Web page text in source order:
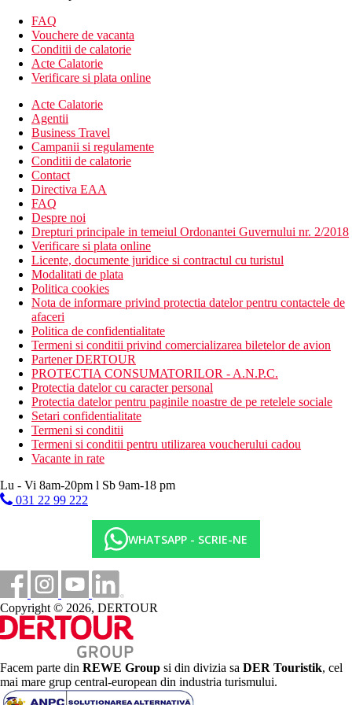
Suita Junior, vedere la gradina: mai spatioasa, zona de
living si bucatarie mica
Suita Junior, vedere la mare: mai spatioasa, zona de living
si bucatarie mica, vedere la mare
Descrierea hotelului
hol de intrare cu receptie
restaurantul principal
bar
bar langa piscina
Wi-Fi (gratuit)
piscina (sezlonguri, umbrele si prosoape gratuite)
biblioteca
conexiune la internet gratuita
Descrierea plajei
nisipos
umbrele si sezlonguri (contra cost)
Activitati gratuite
1 x program saptamanal de seara
Mese
Demipensiune
Mic dejun si cina tip bufet
Categoria oficiala
4 stele
Nota
hotelului. Taxa nu este inclusa in pretul turului si trebuie platita
de catre client direct la receptia hotelului.
Incepand cu 2025, in Grecia exista obligatia de a plati taxa
climatica in functie de categoria de hotel. Taxa nu este inclusa in
tariful ofertei si va fi achitata de catre client la receptia hotelului.
Noile taxe de statiune in Grecia sunt (Aprilie – Octombrie):
10.00 €. Tarifele afisate sunt pe camera/noapte.
Distanţe
17 km
Distanta de cel mai apropiat aeroport
FAQ
Vouchere de vacanta
Conditii de calatorie
Acte Calatorie
Verificare si plata online
Acte Calatorie
Agentii
Business Travel
Campanii si regulamente
Conditii de calatorie
Contact
Directiva EAA
FAQ
Despre noi
Drepturi principale in temeiul Ordonantei Guvernului nr. 2/2018
Verificare si plata online
Licente, documente juridice si contractul cu turistul
Modalitati de plata
Politica cookies
Nota de informare privind protectia datelor pentru contactele de
afaceri
Politica de confidentialitate
Termeni si conditii privind comercializarea biletelor de avion
Partener DERTOUR
PROTECTIA CONSUMATORILOR - A.N.P.C.
Protectia datelor cu caracter personal
Protectia datelor pentru paginile noastre de pe retelele sociale
Setari confidentialitate
Termeni si conditii
Termeni si conditii pentru utilizarea voucherului cadou
Vacante in rate
Lu - Vi 8am-20pm l Sb 9am-18 pm
031 22 99 222
WHATSAPP - SCRIE-NE
Copyright © 2026, DERTOUR
Facem parte din REWE Group si din divizia sa DER Touristik, cel
mai mare grup central-european din industria turismului.